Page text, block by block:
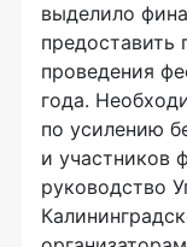
выделило
предоставить
проведения
года.
по усилению
и участников
руководство